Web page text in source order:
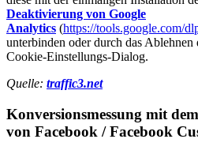
Deaktivierung von Google
Analytics (https://tools.google.com/
unterbinden oder durch das Ablehnen
Cookie-Einstellungs-Dialog.
Quelle: traffic3.net
Konversionsmessung mit
von Facebook / Facebook